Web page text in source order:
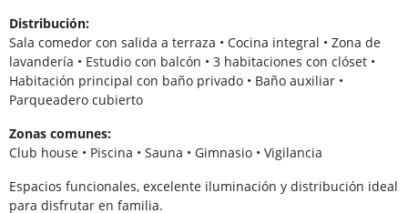
Distribución:
Sala comedor con salida a terraza • Cocina integral • Zona de
lavandería • Estudio con balcón • 3 habitaciones con clóset •
Habitación principal con baño privado • Baño auxiliar •
Parqueadero cubierto
Zonas comunes:
Club house • Piscina • Sauna • Gimnasio • Vigilancia
Espacios funcionales, excelente iluminación y distribución ideal
para disfrutar en familia.